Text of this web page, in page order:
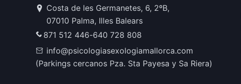
Costa de les Germanetes, 6, 2ºB,
07010 Palma, Illes Balears
871 512 446-640 728 808
info@psicologiasexologiamallorca.com
(Parkings cercanos Pza. Sta Payesa y Sa Riera)